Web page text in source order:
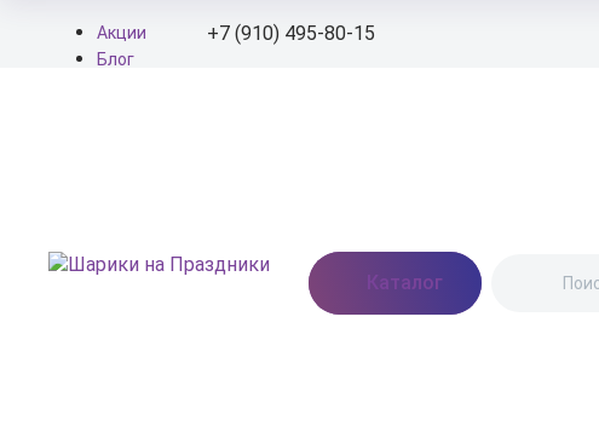
Акции
Блог
+7 (910) 495-80-15
Москва, Востряковское
шоссе, дом 7, стр. 3
Каталог